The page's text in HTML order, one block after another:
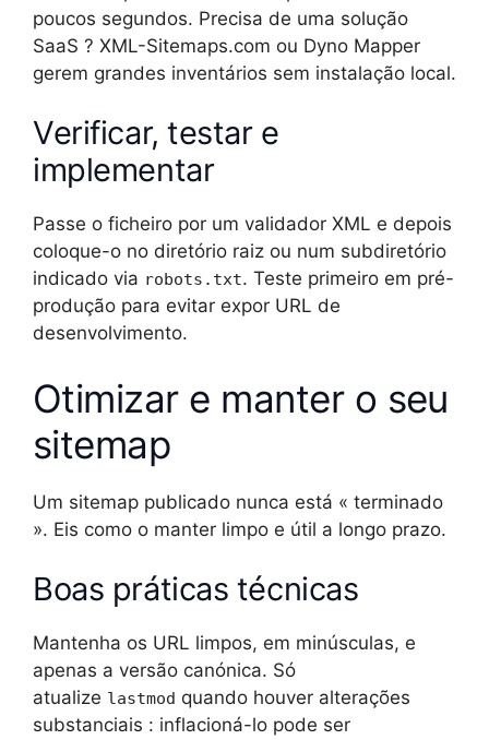
poucos segundos. Precisa de uma solução
SaaS ? XML-Sitemaps.com ou Dyno Mapper
gerem grandes inventários sem instalação local.
Verificar, testar e
implementar
Passe o ficheiro por um validador XML e depois
coloque-o no diretório raiz ou num subdiretório
indicado via robots.txt. Teste primeiro em pré-
produção para evitar expor URL de
desenvolvimento.
Otimizar e manter o seu
sitemap
Um sitemap publicado nunca está « terminado
». Eis como o manter limpo e útil a longo prazo.
Boas práticas técnicas
Mantenha os URL limpos, em minúsculas, e
apenas a versão canónica. Só
atualize lastmod quando houver alterações
substanciais : inflacioná-lo pode ser